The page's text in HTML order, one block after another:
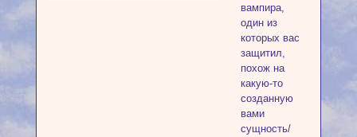
вампира,
один из
которых вас
защитил,
похож на
какую-то
созданную
вами
сущность/